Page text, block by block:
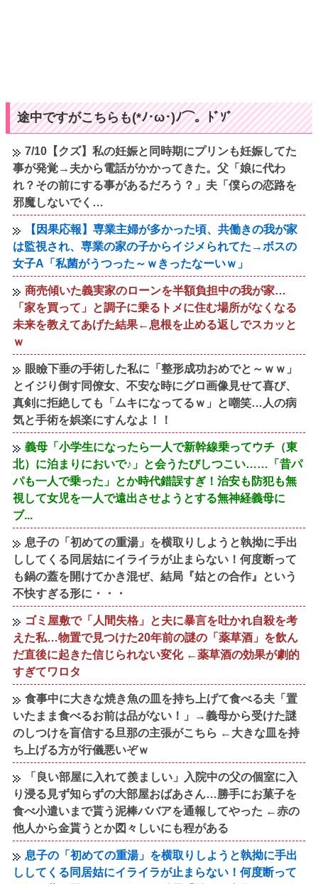
途中ですがこちらも(*ﾉ･ω･)ﾉ⌒。ﾄﾞｿﾞ
7/10【クズ】私の妊娠と同時期にプリンも妊娠してた
事が発覚→夫から電話がかかってきた。父「娘に代わ
れ？その前にする事があるだろう？」夫「僕らの恋路を
邪魔しないでく…
【因果応報】専業主婦が多かった頃、共働きの我が家
は監視され、専業の家の子からイジメられてた→ボスの
女子A「私菌がうつった～ｗきったなーいｗ」
商売傾いた義実家のローンを半額負担中の我が家…
「家を買って」と調子に乗るトメに住む場所がなくなる
未来を教えてあげた結果←息根を止める返しでスカッと
ｗ
眼瞼下垂の手術した私に「整形成功おめでと～ｗｗ」
とイジり倒す同僚女、不安な時にグロ画像見せて喜び、
真剣に拒絶しても「ムキになってるｗ」と嘲笑…人の病
気と手術を娯楽にすんなよ！！
義母「小学生になったら一人で新幹線乗ってウチ（東
北）に泊まりにおいで♪」と会うたびしつこい……「昔パ
パも一人で乗った」とか時代錯誤すぎ！治安も防犯も無
視して女児を一人で遠出させようとする無神経義母に
ブ...
息子の「初めての重湯」を横取りしようと執拗に手出
ししてくる同居姑にイライラが止まらない！何度断って
も鍋の蓋を開けてかき混ぜ、結局『姑との合作』という
不快すぎる形に・・・
ゴミ屋敷で「人間失格」と夫に暴言を吐かれ自殺を考
えた私…物置で見つけた20年前の謎の「薬草酒」を飲ん
だ直後に起きた信じられない変化 ←薬草酒の効果が劇的
すぎてワロタ
食事中に大きな焼き魚の皿を持ち上げて食べる夫「置
いたまま食べるお前は品がない！」→義母から受けた謎
のしつけを盲信する旦那の主張がこちら ←大きな皿を持
ち上げる方が行儀悪いぞｗ
「良い部屋に入れて羨ましい」入院中の父の個室に入
り浸る見ず知らずの大部屋おばあさん…勝手にお菓子を
食べ小遣いまで貰う泥棒ババアを通報してやった ←赤の
他人から金貰うとか図々しいにも程がある
息子の「初めての重湯」を横取りしようと執拗に手出
ししてくる同居姑にイライラが止まらない！何度断って